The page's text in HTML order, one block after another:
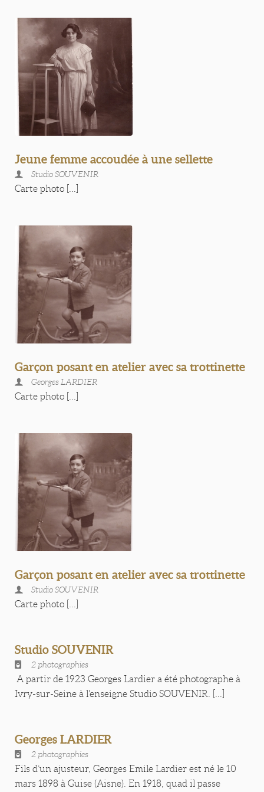
Jeune femme accoudée à une sellette
Studio SOUVENIR
Carte photo [...]
Garçon posant en atelier avec sa trottinette
Georges LARDIER
Carte photo [...]
Garçon posant en atelier avec sa trottinette
Studio SOUVENIR
Carte photo [...]
Studio SOUVENIR
2 photographies
A partir de 1923 Georges Lardier a été photographe à
Ivry-sur-Seine à l'enseigne Studio SOUVENIR. [...]
Georges LARDIER
2 photographies
Fils d’un ajusteur, Georges Emile Lardier est né le 10
mars 1898 à Guise (Aisne). En 1918, quad il passe